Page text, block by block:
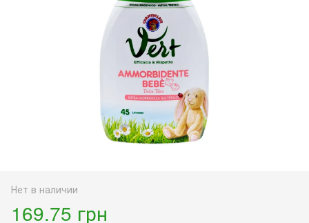
Нет в наличии
169.75 грн